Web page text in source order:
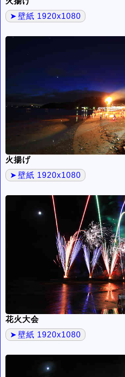
壁紙 1920x1080
火揚げ
壁紙 1920x1080
花火大会
壁紙 1920x1080